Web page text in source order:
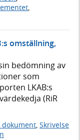
,
omställning,
bedömning av
som
LKAB:s
(RiR
dokument, Skrivelse